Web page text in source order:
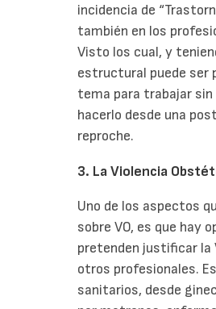
incidencia de
también en los
Visto los cual, y
estructural puede ser
tema para trabajar
hacerlo desde una
reproche.
3. La Violencia
Uno de los aspectos
sobre VO, es que hay
pretenden justificar la
otros profesionales.
sanitarios, desde